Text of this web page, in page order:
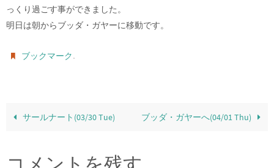
っくり過ごす事ができました。
明日は朝からブッダ・ガヤーに移動です。
ブックマーク.
サールナート(03/30 Tue) ブッダ・ガヤーへ(04/01 Thu)